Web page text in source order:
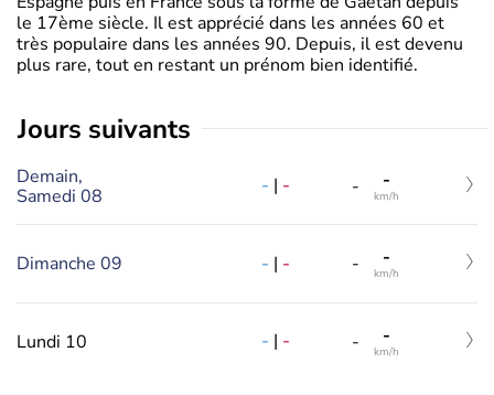
le 17ème siècle. Il est apprécié dans les années 60 et
très populaire dans les années 90. Depuis, il est devenu
plus rare, tout en restant un prénom bien identifié.
jours suivants
Demain,
Samedi 08
- | - - -
km/h
Dimanche 09 - | - - -
km/h
Lundi 10 - | - - -
km/h